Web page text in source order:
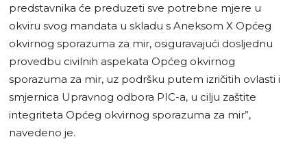
predstavnika će preduzeti sve potrebne mjere u
okviru svog mandata u skladu s Aneksom X Općeg
okvirnog sporazuma za mir, osiguravajući dosljednu
provedbu civilnih aspekata Općeg okvirnog
sporazuma za mir, uz podršku putem izričitih ovlasti i
smjernica Upravnog odbora PIC-a, u cilju zaštite
integriteta Općeg okvirnog sporazuma za mir”,
navedeno je.